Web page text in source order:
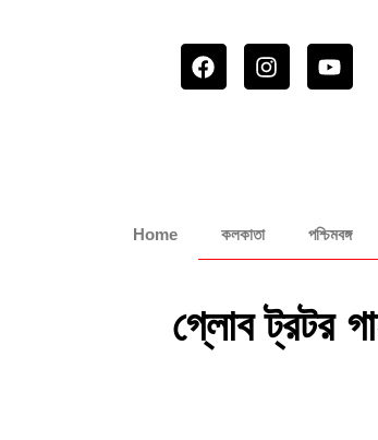
Home কলকাতা পশ্চিমবঙ্গ
গ্লোব ট্রটর